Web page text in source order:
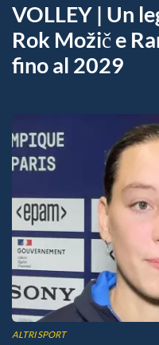
VOLLEY | Un
Rok Možič e
fino al 2029
ALTRI SPORT